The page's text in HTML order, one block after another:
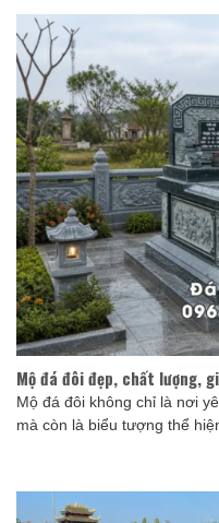
Mộ đá đôi đẹp, chất lượng,
Mộ đá đôi không chỉ là nơi
mà còn là biểu tượng thể